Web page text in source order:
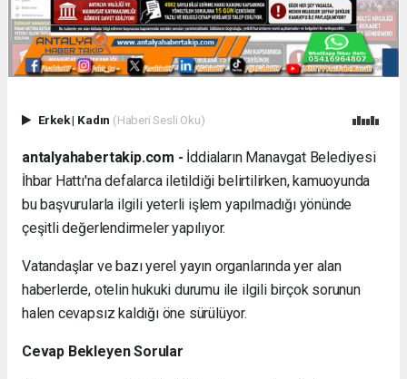
Erkek| Kadın (Haberi Sesli Oku)
antalyahabertakip.com - İddiaların Manavgat Belediyesi
İhbar Hattı'na defalarca iletildiği belirtilirken, kamuoyunda
bu başvurularla ilgili yeterli işlem yapılmadığı yönünde
çeşitli değerlendirmeler yapılıyor.
Vatandaşlar ve bazı yerel yayın organlarında yer alan
haberlerde, otelin hukuki durumu ile ilgili birçok sorunun
halen cevapsız kaldığı öne sürülüyor.
Cevap Bekleyen Sorular